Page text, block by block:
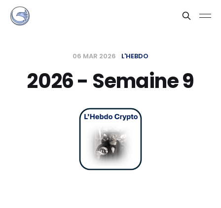
06 MAR 2026 L'HEBDO
2026 - Semaine 9